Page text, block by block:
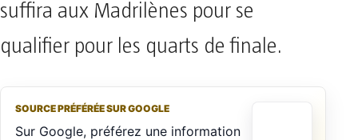
suffira aux Madrilènes pour se
qualifier pour les quarts de finale.
SOURCE PRÉFÉRÉE SUR GOOGLE
Sur Google, préférez une information